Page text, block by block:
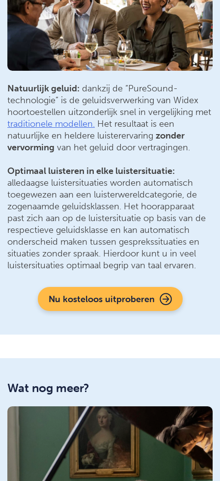
Natuurlijk geluid: dankzij de “PureSound-
technologie” is de geluidsverwerking van Widex
hoortoestellen uitzonderlijk snel in vergelijking met
traditionele modellen. Het resultaat is een
natuurlijke en heldere luisterervaring zonder
vervorming van het geluid door vertragingen.
Optimaal luisteren in elke luistersituatie:
alledaagse luistersituaties worden automatisch
toegewezen aan een luisterwereldcategorie, de
zogenaamde geluidsklassen. Het hoorapparaat
past zich aan op de luistersituatie op basis van de
respectieve geluidsklasse en kan automatisch
onderscheid maken tussen gesprekssituaties en
situaties zonder spraak. Hierdoor kunt u in veel
luistersituaties optimaal begrip van taal ervaren.
Nu kosteloos uitproberen
Wat nog meer?